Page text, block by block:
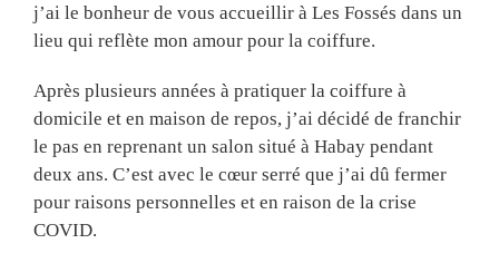
j’ai le bonheur de vous accueillir à Les Fossés dans un
lieu qui reflète mon amour pour la coiffure.
Après plusieurs années à pratiquer la coiffure à
domicile et en maison de repos, j’ai décidé de franchir
le pas en reprenant un salon situé à Habay pendant
deux ans. C’est avec le cœur serré que j’ai dû fermer
pour raisons personnelles et en raison de la crise
COVID.